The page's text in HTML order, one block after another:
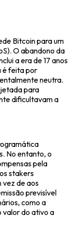
Bitcoin para um
O abandono da
a era de 17 anos
é feita por
neutra.
para
dificultavam a
No entanto, o
pela
stakers
vez de aos
previsível
como a
valor do ativo a